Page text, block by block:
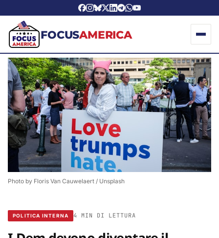
FOCUSAMERICA
Photo by Floris Van Cauwelaert / Unsplash
POLITICA INTERNA 4 MIN DI LETTURA